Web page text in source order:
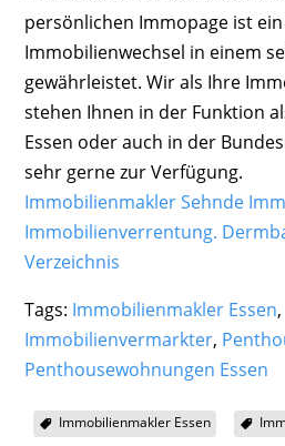
persönlichen Immopage ist
Immobilienwechsel in einem
gewährleistet. Wir als Ihre
stehen Ihnen in der Funktion
Essen oder auch in der
sehr gerne zur Verfügung.
Immobilienmakler Sehnde
Immobilienverrentung.
Verzeichnis
Tags: Immobilienmakler Essen,
Immobilienvermarkter,
Penthousewohnungen Essen
Immobilienmakler Essen